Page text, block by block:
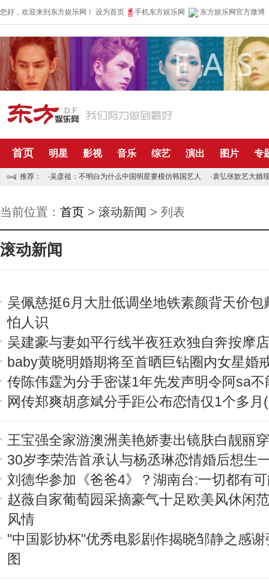
您好，欢迎来到东方娱乐网！ 设为首页 手机东方娱乐网 东方娱乐网官方微博
首页 明星 影视 音乐 综艺 演出 图片 专
推荐： ·吴彦祖：不明白为什么中国明星要模仿韩国艺人 ·袁弘张歆艺大婚
当前位置： 首页 > 滚动新闻 > 列表
滚动新闻
吴佩慈挺6月大肚低调坐地铁素颜背天价包
怕人识
吴建豪与妻如平行线半夜狂欢独自奔按摩店
baby黄晓明婚期将至首晒巨钻圈内女星婚
传陈伟霆为分手密谋1年先发声明令阿sa不
网传郑爽胡彦斌分手距公布恋情仅1个多月
王宝强全家游澳洲美艳娇妻出镜肤白靓丽
30岁李荣浩首承认与杨丞琳恋情婚后想生
刘德华参加《爸爸4》？湖南台:一切都有
赵薇自家葡萄园采摘豪气十足欧美风休闲
风情
"中国影协杯"优秀电影剧作揭晓邹静之感谢
图